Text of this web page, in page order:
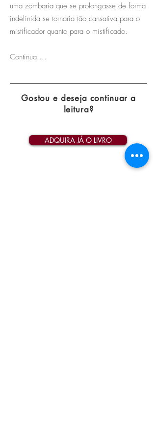
uma zombaria que se prolongasse de forma
indefinida se tornaria tão cansativa para o
mistificador quanto para o mistificado.
Continua....
Gostou e deseja continuar a
leitura?
ADQUIRA JÁ O LIVRO